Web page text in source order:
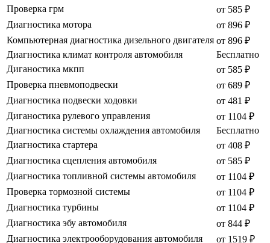
Проверка грм
от 585 ₽
Диагностика мотора
от 896 ₽
Компьютерная диагностика дизельного двигателя от 896 ₽
Диагностика климат контроля автомобиля
Бесплатно
Диганостика мкпп
от 585 ₽
Проверка пневмоподвески
от 689 ₽
Диагностика подвески ходовки
от 481 ₽
Диганостика рулевого управления
от 1104 ₽
Диагностика системы охлаждения автомобиля
Бесплатно
Диагностика стартера
от 408 ₽
Диагностика сцепления автомобиля
от 585 ₽
Диагностика топливной системы автомобиля
от 1104 ₽
Проверка тормозной системы
от 1104 ₽
Диагностика турбины
от 1104 ₽
Диагностика эбу автомобиля
от 844 ₽
Диагностика электрооборудования автомобиля
от 1519 ₽